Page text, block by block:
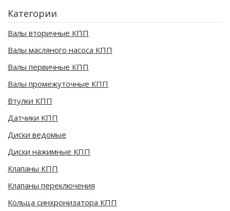
Категории
Валы вторичные КПП
Валы масляного насоса КПП
Валы первичные КПП
Валы промежуточные КПП
Втулки КПП
Датчики КПП
Диски ведомые
Диски нажимные КПП
Клапаны КПП
Клапаны переключения
Кольца синхронизатора КПП